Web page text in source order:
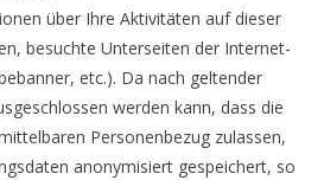
über Ihre Aktivitäten auf dieser
besuchte Unterseiten der Internet-
etc.). Da nach geltender
werden kann, dass die
Personenbezug zulassen,
anonymisiert gespeichert, so